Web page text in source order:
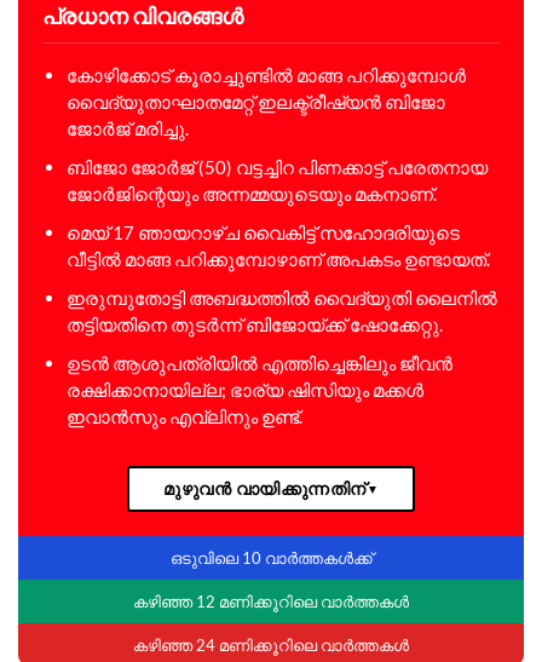
പ്രധാന വിവരങ്ങൾ
കോഴിക്കോട് കൂരാച്ചുണ്ടിൽ മാങ്ങ പറിക്കുമ്പോൾ
വൈദ്യുതാഘാതമേറ്റ് ഇലക്ട്രീഷ്യൻ ബിജോ
ജോർജ് മരിച്ചു.
ബിജോ ജോർജ് (50) വട്ടച്ചിറ പിണക്കാട്ട് പരേതനായ
ജോർജിന്റെയും അന്നമ്മയുടെയും മകനാണ്.
മെയ് 17 ഞായറാഴ്ച വൈകിട്ട് സഹോദരിയുടെ
വീട്ടിൽ മാങ്ങ പറിക്കുമ്പോഴാണ് അപകടം ഉണ്ടായത്.
ഇരുമ്പുതോട്ടി അബദ്ധത്തിൽ വൈദ്യുതി ലൈനിൽ
തട്ടിയതിനെ തുടർന്ന് ബിജോയ്ക്ക് ഷോക്കേറ്റു.
ഉടൻ ആശുപത്രിയിൽ എത്തിച്ചെങ്കിലും ജീവൻ
രക്ഷിക്കാനായില്ല; ഭാര്യ ഷിസിയും മക്കൾ
ഇവാൻസും എവ്ലിനും ഉണ്ട്.
മുഴുവൻ വായിക്കുന്നതിന്▼
ഒടുവിലെ 10 വാർത്തകൾക്ക്
കഴിഞ്ഞ 12 മണിക്കൂറിലെ വാർത്തകൾ
കഴിഞ്ഞ 24 മണിക്കൂറിലെ വാർത്തകൾ